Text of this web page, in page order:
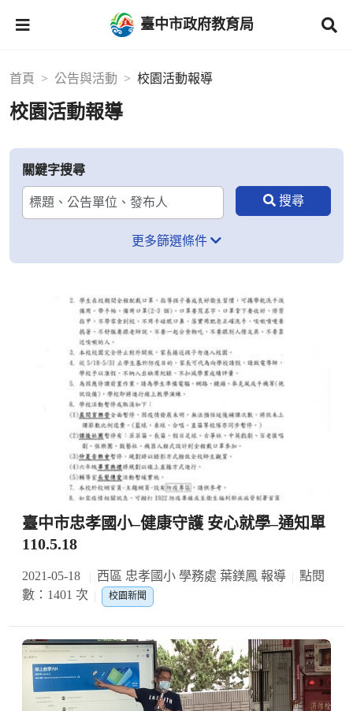
臺中市政府教育局
首頁 公告與活動 校園活動報導
校園活動報導
關鍵字搜尋
更多篩選條件
臺中市忠孝國小–健康守護 安心就學–通知單
110.5.18
2021-05-18 西區 忠孝國小 學務處 葉鎂鳳 報導
點閱
數：1401 次
校園新聞